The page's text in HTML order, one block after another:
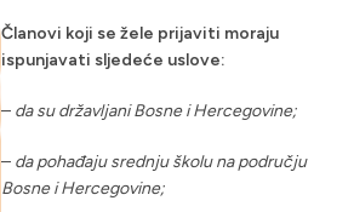
Članovi koji se žele prijaviti moraju
ispunjavati sljedeće uslove:
– da su državljani Bosne i Hercegovine;
– da pohađaju srednju školu na području
Bosne i Hercegovine;